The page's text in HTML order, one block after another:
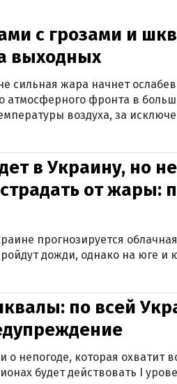
с грозами и
выходных
сильная жара начнет
атмосферного фронта в
воздуха, за
в Украину, но
от жары:
прогнозируется
дожди, однако на юге и
по всей
о непогоде, которая охватит
будет действовать I